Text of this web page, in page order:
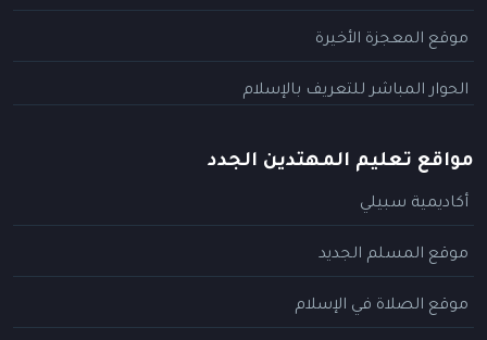
موقع المعجزة الأخيرة
الحوار المباشر للتعريف بالإسلام
مواقع تعليم المهتدين الجدد
أكاديمية سبيلي
موقع المسلم الجديد
موقع الصلاة في الإسلام